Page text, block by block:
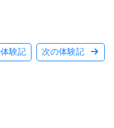
験記 次の体験記